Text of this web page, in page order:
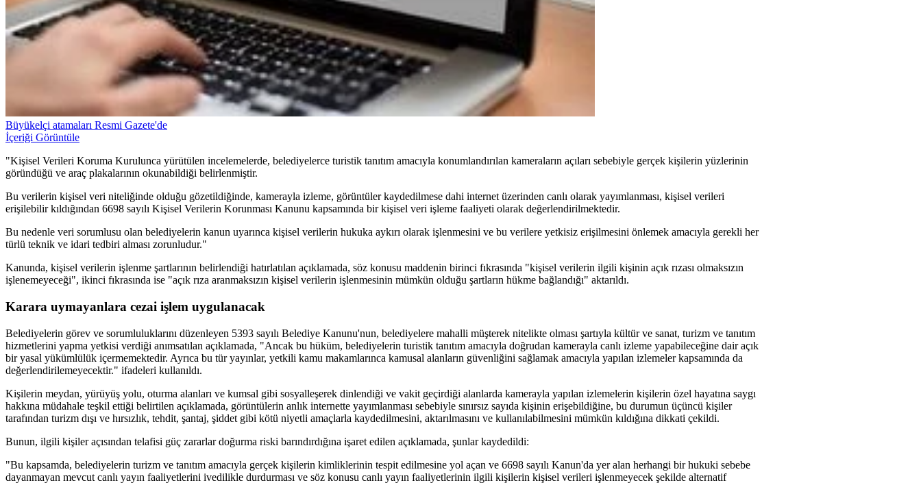
Büyükelçi atamaları Resmi Gazete'de
İçeriği Görüntüle
"Kişisel Verileri Koruma Kurulunca yürütülen incelemelerde, belediyelerce turistik tanıtım amacıyla konumlandırılan kameraların açıları sebebiyle gerçek kişilerin yüzlerinin
göründüğü ve araç plakalarının okunabildiği belirlenmiştir.
Bu verilerin kişisel veri niteliğinde olduğu gözetildiğinde, kamerayla izleme, görüntüler kaydedilmese dahi internet üzerinden canlı olarak yayımlanması, kişisel verileri
erişilebilir kıldığından 6698 sayılı Kişisel Verilerin Korunması Kanunu kapsamında bir kişisel veri işleme faaliyeti olarak değerlendirilmektedir.
Bu nedenle veri sorumlusu olan belediyelerin kanun uyarınca kişisel verilerin hukuka aykırı olarak işlenmesini ve bu verilere yetkisiz erişilmesini önlemek amacıyla gerekli her
türlü teknik ve idari tedbiri alması zorunludur."
Kanunda, kişisel verilerin işlenme şartlarının belirlendiği hatırlatılan açıklamada, söz konusu maddenin birinci fıkrasında "kişisel verilerin ilgili kişinin açık rızası olmaksızın
işlenemeyeceği", ikinci fıkrasında ise "açık rıza aranmaksızın kişisel verilerin işlenmesinin mümkün olduğu şartların hükme bağlandığı" aktarıldı.
Karara uymayanlara cezai işlem uygulanacak
Belediyelerin görev ve sorumluluklarını düzenleyen 5393 sayılı Belediye Kanunu'nun, belediyelere mahalli müşterek nitelikte olması şartıyla kültür ve sanat, turizm ve tanıtım
hizmetlerini yapma yetkisi verdiği anımsatılan açıklamada, "Ancak bu hüküm, belediyelerin turistik tanıtım amacıyla doğrudan kamerayla canlı izleme yapabileceğine dair açık
bir yasal yükümlülük içermemektedir. Ayrıca bu tür yayınlar, yetkili kamu makamlarınca kamusal alanların güvenliğini sağlamak amacıyla yapılan izlemeler kapsamında da
değerlendirilemeyecektir." ifadeleri kullanıldı.
Kişilerin meydan, yürüyüş yolu, oturma alanları ve kumsal gibi sosyalleşerek dinlendiği ve vakit geçirdiği alanlarda kamerayla yapılan izlemelerin kişilerin özel hayatına saygı
hakkına müdahale teşkil ettiği belirtilen açıklamada, görüntülerin anlık internette yayımlanması sebebiyle sınırsız sayıda kişinin erişebildiğine, bu durumun üçüncü kişiler
tarafından turizm dışı ve hırsızlık, tehdit, şantaj, şiddet gibi kötü niyetli amaçlarla kaydedilmesini, aktarılmasını ve kullanılabilmesini mümkün kıldığına dikkati çekildi.
Bunun, ilgili kişiler açısından telafisi güç zararlar doğurma riski barındırdığına işaret edilen açıklamada, şunlar kaydedildi:
"Bu kapsamda, belediyelerin turizm ve tanıtım amacıyla gerçek kişilerin kimliklerinin tespit edilmesine yol açan ve 6698 sayılı Kanun'da yer alan herhangi bir hukuki sebebe
dayanmayan mevcut canlı yayın faaliyetlerini ivedilikle durdurması ve söz konusu canlı yayın faaliyetlerinin ilgili kişilerin kişisel verileri işlenmeyecek şekilde alternatif